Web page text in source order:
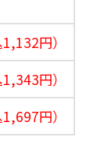
円）
円）
円）